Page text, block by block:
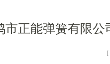
市正能弹簧有限